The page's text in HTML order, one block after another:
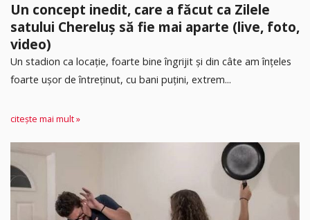
Un concept inedit, care a făcut ca Zilele
satului Chereluș să fie mai aparte (live, foto,
video)
Un stadion ca locație, foarte bine îngrijit și din câte am înțeles
foarte ușor de întreținut, cu bani puțini, extrem...
citește mai mult »